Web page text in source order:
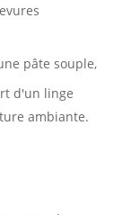
pâte souple,
d'un linge
ambiante.